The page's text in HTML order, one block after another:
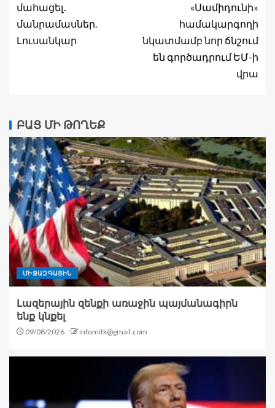
մահացել․
մանրամասներ.
Լուսանկար
«Սամիդունի»
համակարգողի
նկատմամբ նոր ճնշում
են գործադրում ԵՄ-ի
վրա
ԲԱՑ ՄԻ ԹՈՂԵՔ
ՄԻՋԱԶԳԱՅԻՆ
Լազերային զենքի առաջին պայմանագիրն
ենք կնքել
09/08/2026 infomitk@gmail.com